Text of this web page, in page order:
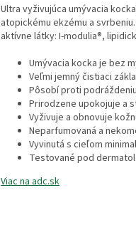
Ultra vyživujúca umývacia
atopickému ekzému a
aktívne látky: I-modulia®,
Umývacia kocka je bez
Veľmi jemný čistiaci
Pôsobí proti
Prirodzene upokojuje a
Vyživuje a obnovuje
Neparfumovaná a
Vyvinutá s cieľom
Testované pod
Viac na adc.sk